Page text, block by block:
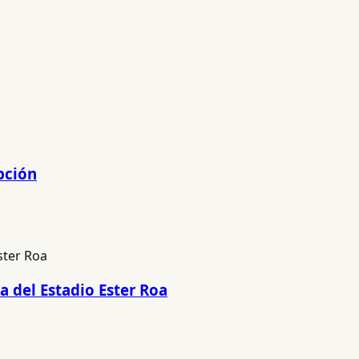
del Estadio Ester Roa